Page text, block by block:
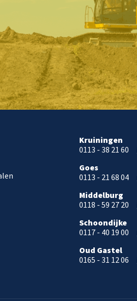
Kruiningen
0113 - 38 21 60
Goes
0113 - 21 68 04
Middelburg
0118 - 59 27 20
Schoondijke
0117 - 40 19 00
Oud Gastel
0165 - 31 12 06